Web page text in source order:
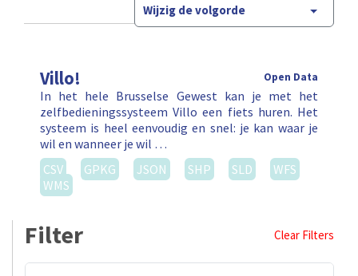
Wijzig de volgorde
Villo! Open Data
In het hele Brusselse Gewest kan je met het
zelfbedieningssysteem Villo een fiets huren. Het
systeem is heel eenvoudig en snel: je kan waar je
wil en wanneer je wil …
CSV
GPKG JSON SHP SLD
WFS
WMS
Filter Clear Filters